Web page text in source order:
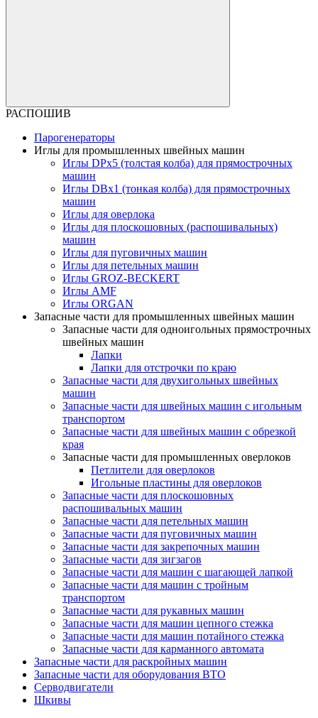
РАСПОШИВ
Парогенераторы
Иглы для промышленных швейных машин
Иглы DPx5 (толстая колба) для прямострочных
машин
Иглы DBx1 (тонкая колба) для прямострочных
машин
Иглы для оверлока
Иглы для плоскошовных (распошивальных)
машин
Иглы для пуговичных машин
Иглы для петельных машин
Иглы GROZ-BECKERT
Иглы AMF
Иглы ORGAN
Запасные части для промышленных швейных машин
Запасные части для одноигольных прямострочных
швейных машин
Лапки
Лапки для отстрочки по краю
Запасные части для двухигольных швейных
машин
Запасные части для швейных машин с игольным
транспортом
Запасные части для швейных машин с обрезкой
края
Запасные части для промышленных оверлоков
Петлители для оверлоков
Игольные пластины для оверлоков
Запасные части для плоскошовных
распошивальных машин
Запасные части для петельных машин
Запасные части для пуговичных машин
Запасные части для закрепочных машин
Запасные части для зигзагов
Запасные части для машин с шагающей лапкой
Запасные части для машин с тройным
транспортом
Запасные части для рукавных машин
Запасные части для машин цепного стежка
Запасные части для машин потайного стежка
Запасные части для карманного автомата
Запасные части для раскройных машин
Запасные части для оборудования ВТО
Серводвигатели
Шкивы